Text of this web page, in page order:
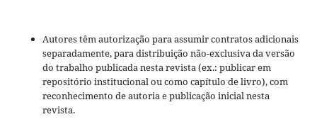
Autores têm autorização para assumir contratos adicionais
separadamente, para distribuição não-exclusiva da versão
do trabalho publicada nesta revista (ex.: publicar em
repositório institucional ou como capítulo de livro), com
reconhecimento de autoria e publicação inicial nesta
revista.